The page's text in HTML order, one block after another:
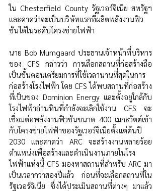
ใน Chesterfield County รัฐเวอร์จิเนีย สหรัฐฯ
และคาดว่าจะเป็นบริษัทแรกที่ผลิตพลังงานฟิว
ชันได้ในระดับโครงข่ายไฟฟ้า
นาย Bob Mumgaard ประธานเจ้าหน้าที่บริหาร
ของ CFS กล่าวว่า การเลือกสถานที่ก่อสร้างถือ
เป็นขั้นตอนเตรียมการที่ใช้เวลานานที่สุดในการ
ก่อสร้างโรงไฟฟ้า โดย CFS ได้พบสถานที่ก่อสร้าง
ที่เป็นของ Dominion Energy และตั้งอยู่ใกล้กับ
โรงไฟฟ้าถ่านหินที่กำลังจะเลิกใช้งาน CFS จะ
เชื่อมต่อพลังงานฟิวชันขนาด 400 เมกะวัตต์เข้า
กับโครงข่ายไฟฟ้าของรัฐเวอร์จิเนียตั้งแต่ต้นปี
2030 และคาดว่า ARC จะสร้างงานหลายร้อย
ตำแหน่งเพื่อสร้างและดำเนินงานภายในโรง
ไฟฟ้าแห่งนี้ CFS มองหาสถานที่สำหรับ ARC มา
เป็นเวลากว่าสองปีแล้ว ก่อนที่จะเลือกสถานที่ใน
รัฐเวอร์จิเนีย ซึ่งได้ประเมินสถานที่ต่างๆ มาแล้ว